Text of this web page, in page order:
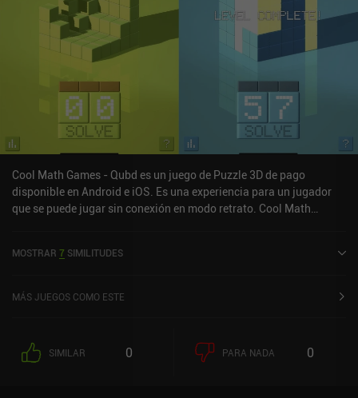
Cool Math Games - Qubd es un juego de Puzzle 3D de pago
disponible en Android e iOS. Es una experiencia para un jugador
que se puede jugar sin conexión en modo retrato. Cool Math
MOSTRAR 7 SIMILITUDES
MÁS JUEGOS COMO ESTE
SIMILAR 0 PARA NADA 0